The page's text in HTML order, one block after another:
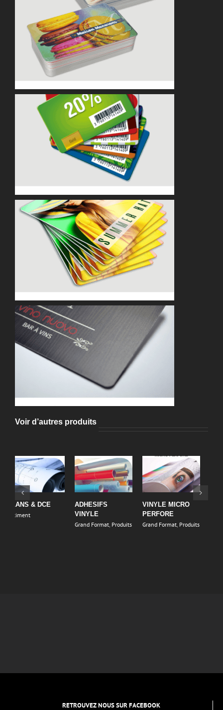
Voir d’autres produits
CARTES DE
VISITE
STAND
PARAPLUIE
Grand Format,Produits
AUTRES
PANNEAUX
Grand Format,Produits
RETROUVEZ NOUS SUR FACEBOOK